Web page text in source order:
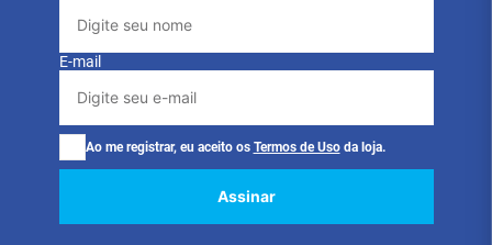
E-mail
Ao me registrar, eu aceito os Termos de Uso da loja.
Assinar